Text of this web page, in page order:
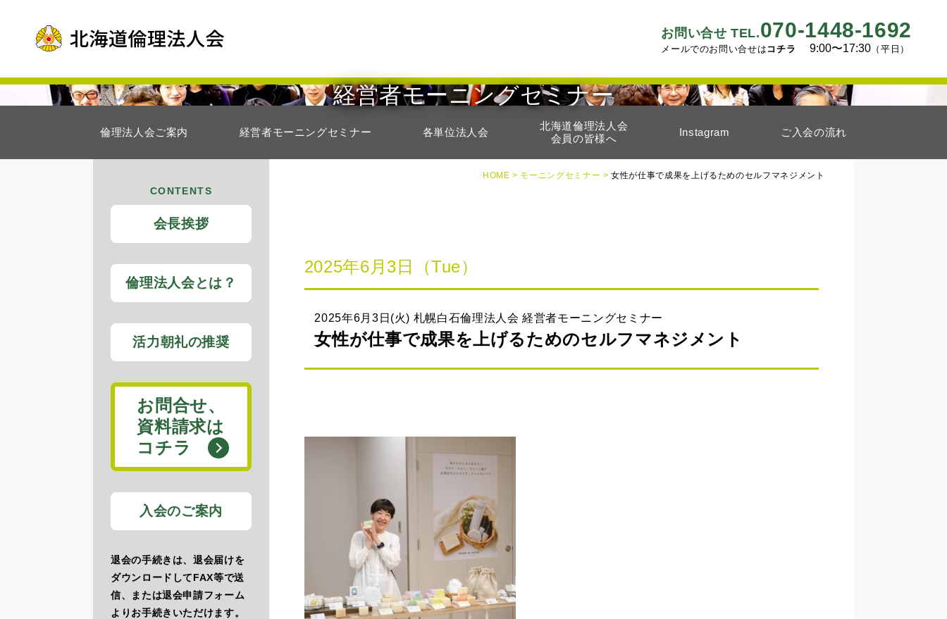
お問い合せ TEL.070-1448-1692
メールでのお問い合せは コチラ 9:00〜17:30 （平日）
経営者モーニングセミナー
倫理法人会ご案内 経営者モーニングセミナー 各単位法人会
北海道倫理法人会
会員の皆様へ
Instagram ご入会の流れ
HOME > モーニングセミナー >女性が仕事で成果を上げるためのセルフマネジメント
2025年6月3日（Tue）
2025年6月3日(火) 札幌白石倫理法人会 経営者モーニングセミナー
女性が仕事で成果を上げるためのセルフマネジメント
CONTENTS
会長挨拶
倫理法人会とは？
活力朝礼の推奨
お問合せ、
資料請求は
コチラ
入会のご案内
退会の手続きは、退会届けを
ダウンロードしてFAX等で送
信、または退会申請フォーム
よりお手続きいただけます。